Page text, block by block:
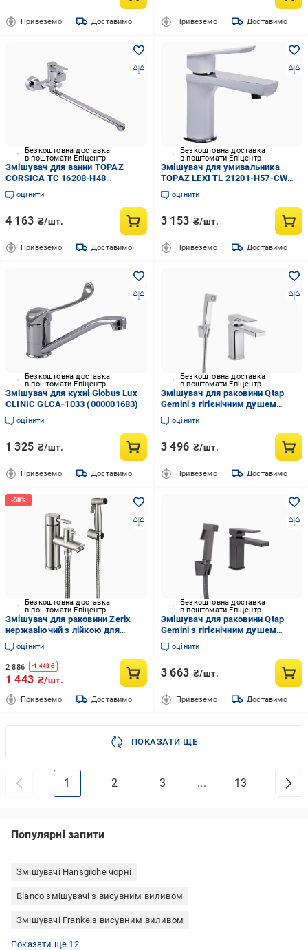
Привеземо Доставимо Привеземо Доставимо
Безкоштовна доставка
в поштомати Епіцентр
Змішувач для ванни TOPAZ
CORSICA TC 16208-H48
(000028486)
оцінити
4 163 ₴/шт.
Привеземо Доставимо
Безкоштовна доставка
в поштомати Епіцентр
Змішувач для умивальника
TOPAZ LEXI TL 21201-H57-CW
(000019546)
оцінити
3 153 ₴/шт.
Привеземо Доставимо
Безкоштовна доставка
в поштомати Епіцентр
Змішувач для кухні Globus Lux
CLINIC GLCA-1033 (000001683)
оцінити
1 325 ₴/шт.
Привеземо Доставимо
Безкоштовна доставка
в поштомати Епіцентр
Змішувач для раковини Qtap
Gemini з гігієнічним душем
(QTGEM272CRM45689)
оцінити
3 496 ₴/шт.
Привеземо Доставимо
Безкоштовна доставка
в поштомати Епіцентр
Змішувач для раковини Zerix
нержавіючий з лійкою для
гігієнічного душу (5616)
оцінити
2 886 -1 443 ₴
1 443 ₴/шт.
Привеземо Доставимо
Безкоштовна доставка
в поштомати Епіцентр
Змішувач для раковини Qtap
Gemini з гігієнічним душем
(QTGEM272GMB45692)
оцінити
3 663 ₴/шт.
Привеземо Доставимо
ПОКАЗАТИ ЩЕ
1 2 3 ... 13
Популярні запити
Змішувачі Hansgrohe чорні
Blanco змішувачі з висувним виливом
Змішувачі Franke з висувним виливом
Змішувачі Hansgrohe для біде
Змішувачі Gappo білі
Змішувачі для ванни бронза
Змішувачі Imprese для умивальника
Натискні змішувачі для умивальника
Змішувач для кухні настінний двовентильний
Змішувачі Ravak для умивальника
Змішувач для ванни двовентильний
Змішувачі Haiba для умивальника
Zerix змішувачі з гнучким виливом
Змішувачі Hansgrohe білі
Змішувачі AM.PM для ванни
Показати ще 12